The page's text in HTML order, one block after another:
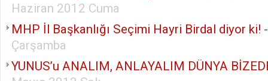
Haziran 2012 Cuma
MHP İl Başkanlığı Seçimi Hayri Birdal diyor ki!
Çarşamba
YUNUS’u ANALIM, ANLAYALIM DÜNYA